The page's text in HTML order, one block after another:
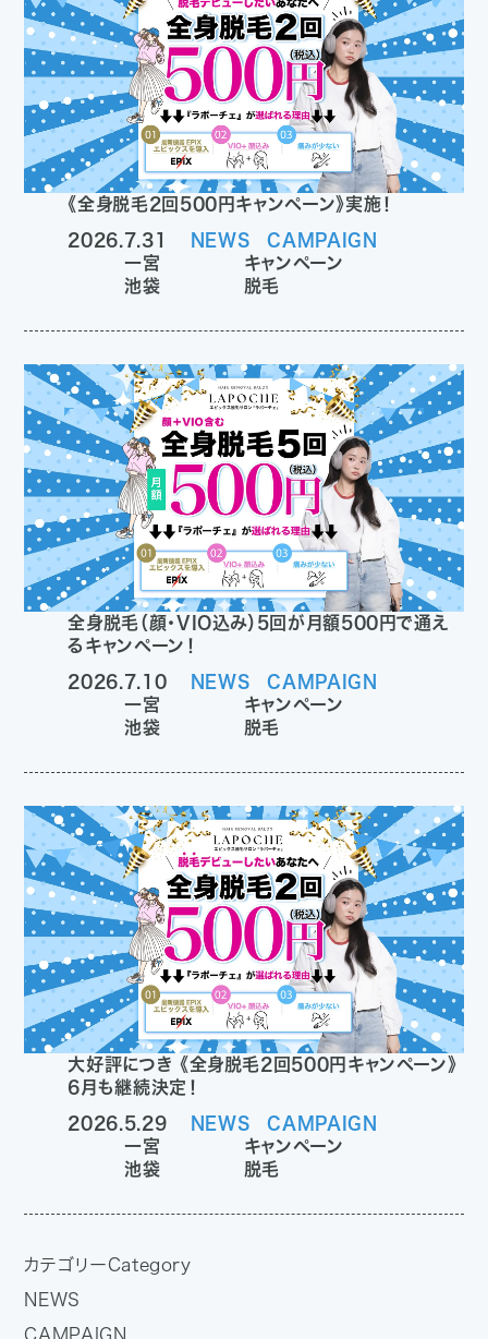
《全身脱毛2回500円キャンペーン》実施！
2026.7.31 NEWS
CAMPAIGN
一宮
キャンペーン
池袋
脱毛
全身脱毛（顔・VIO込み）5回が月額500円で通え
るキャンペーン！
2026.7.10 NEWS
CAMPAIGN
一宮
キャンペーン
池袋
脱毛
大好評につき 《全身脱毛2回500円キャンペーン》
6月も継続決定！
2026.5.29 NEWS
CAMPAIGN
一宮
キャンペーン
池袋
脱毛
カテゴリーCategory
NEWS
CAMPAIGN